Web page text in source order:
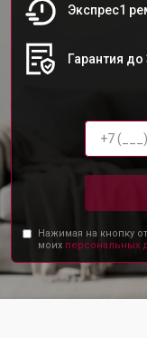
Экспрес1
Гарантия до
Нажимая на кнопку
моих персональных